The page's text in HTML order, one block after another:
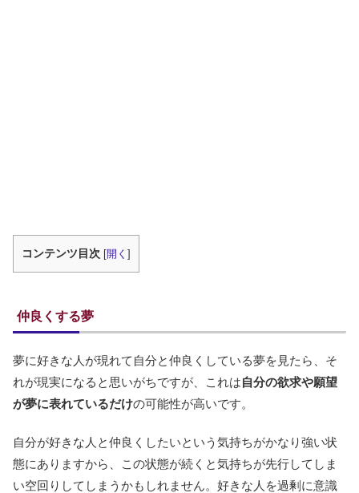
コンテンツ目次 [開く ]
仲良くする夢
夢に好きな人が現れて自分と仲良くしている夢を見たら、そ
れが現実になると思いがちですが、これは自分の欲求や願望
が夢に表れているだけの可能性が高いです。
自分が好きな人と仲良くしたいという気持ちがかなり強い状
態にありますから、この状態が続くと気持ちが先行してしま
い空回りしてしまうかもしれません。好きな人を過剰に意識